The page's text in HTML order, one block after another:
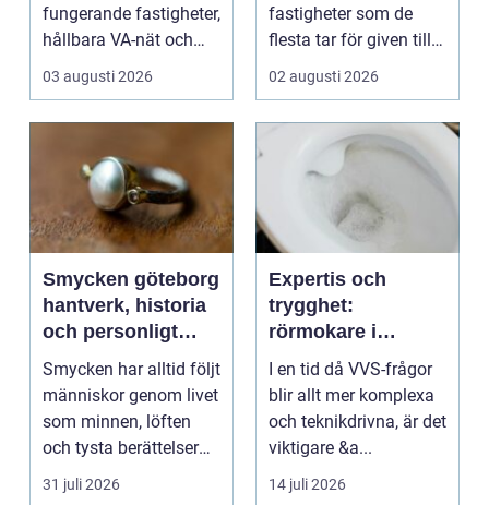
fungerande fastigheter,
hållbara VA-nät och
trygg hante...
03 augusti 2026
fastigheter som de
flesta tar för given tills
den sakna...
02 augusti 2026
Smycken göteborg
hantverk, historia
och personligt
uttryck
Smycken har alltid följt
människor genom livet
som minnen, löften
och tysta berättelser
nära huden....
31 juli 2026
Expertis och
trygghet:
rörmokare i
jämtland
I en tid då VVS-frågor
blir allt mer komplexa
och teknikdrivna, är det
viktigare &a...
14 juli 2026